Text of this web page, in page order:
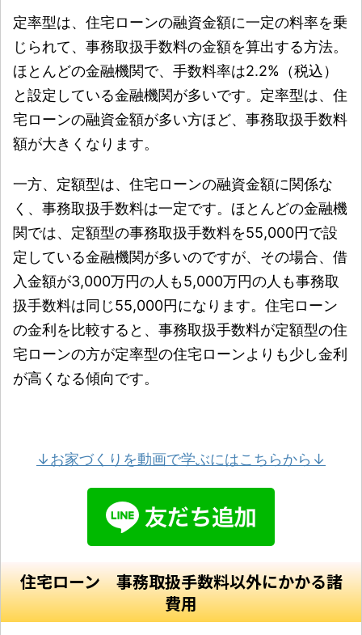
定率型は、住宅ローンの融資金額に一定の料率を乗
じられて、事務取扱手数料の金額を算出する方法。
ほとんどの金融機関で、手数料率は2.2%（税込）
と設定している金融機関が多いです。定率型は、住
宅ローンの融資金額が多い方ほど、事務取扱手数料
額が大きくなります。
一方、定額型は、住宅ローンの融資金額に関係な
く、事務取扱手数料は一定です。ほとんどの金融機
関では、定額型の事務取扱手数料を55,000円で設
定している金融機関が多いのですが、その場合、借
入金額が3,000万円の人も5,000万円の人も事務取
扱手数料は同じ55,000円になります。住宅ローン
の金利を比較すると、事務取扱手数料が定額型の住
宅ローンの方が定率型の住宅ローンよりも少し金利
が高くなる傾向です。
↓お家づくりを動画で学ぶにはこちらから↓
住宅ローン 事務取扱手数料以外にかかる諸
費用